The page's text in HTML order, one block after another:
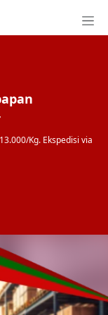
Kg. Ekspedisi via